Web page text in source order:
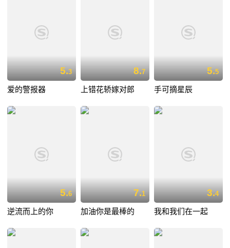
5.3
爱的警报器
8.7
上错花轿嫁对郎
5.5
手可摘星辰
5.6
逆流而上的你
7.1
加油你是最棒的
3.4
我和我们在一起